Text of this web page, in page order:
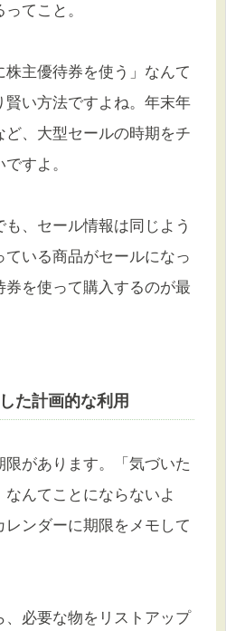
てこと。
株主優待券を使う」なんて
賢い方法ですよね。年末年
、大型セールの時期をチ
すよ。
、セール情報は同じよう
いる商品がセールになっ
券を使って購入するのが最
た計画的な利用
があります。「気づいた
んてことにならないよ
レンダーに期限をメモして
必要な物をリストアップ